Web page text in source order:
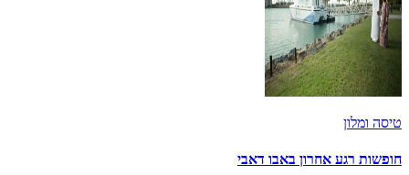
טיסה ומלון
חופשות רגע אחרון באבו דאבי